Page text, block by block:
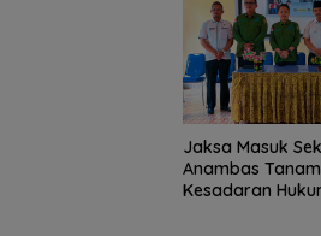
Jaksa Masuk
Anambas
Kesadaran